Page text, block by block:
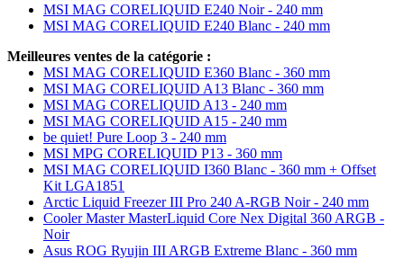
MSI MAG CORELIQUID E240 Noir - 240 mm
MSI MAG CORELIQUID E240 Blanc - 240 mm
Meilleures ventes de la catégorie :
MSI MAG CORELIQUID E360 Blanc - 360 mm
MSI MAG CORELIQUID A13 Blanc - 360 mm
MSI MAG CORELIQUID A13 - 240 mm
MSI MAG CORELIQUID A15 - 240 mm
be quiet! Pure Loop 3 - 240 mm
MSI MPG CORELIQUID P13 - 360 mm
MSI MAG CORELIQUID I360 Blanc - 360 mm + Offset
Kit LGA1851
Arctic Liquid Freezer III Pro 240 A-RGB Noir - 240 mm
Cooler Master MasterLiquid Core Nex Digital 360 ARGB -
Noir
Asus ROG Ryujin III ARGB Extreme Blanc - 360 mm